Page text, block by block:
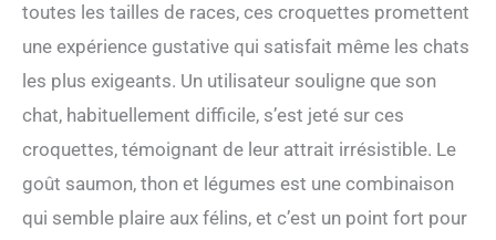
toutes les tailles de races, ces croquettes promettent
une expérience gustative qui satisfait même les chats
les plus exigeants. Un utilisateur souligne que son
chat, habituellement difficile, s’est jeté sur ces
croquettes, témoignant de leur attrait irrésistible. Le
goût saumon, thon et légumes est une combinaison
qui semble plaire aux félins, et c’est un point fort pour